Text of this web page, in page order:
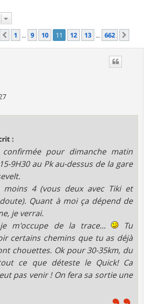
11 sur662
Précédent
1 … 9 10 11 12 13 … 662
:
confirmée pour dimanche matin
9H30 au Pk au-dessus de la gare
moins 4 (vous deux avec Tiki et
Quant à moi ça dépend de
je verrai.
m'occupe de la trace...
Tu
certains chemins que tu as déjà
chouettes. Ok pour 30-35km, du
ce que déteste le Quick! Ca
pas venir ! On fera sa sortie une